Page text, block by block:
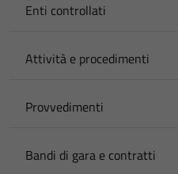
Enti controllati
Attività e procedimenti
Provvedimenti
Bandi di gara e contratti